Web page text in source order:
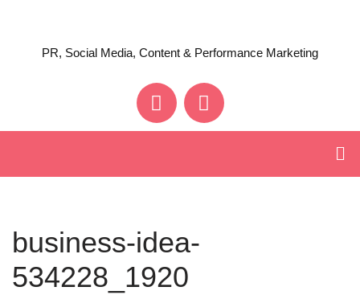
PR, Social Media, Content & Performance Marketing
business-idea-
534228_1920